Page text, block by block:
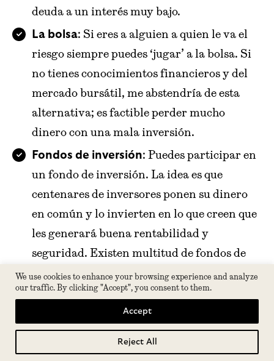
We use cookies to enhance your browsing experience and analyze
our traffic. By clicking "Accept", you consent to them.
Reject All
Accept
deuda a un interés muy bajo.
La bolsa: Si eres a alguien a quien le va el
riesgo siempre puedes ‘jugar’ a la bolsa. Si
no tienes conocimientos financieros y del
mercado bursátil, me abstendría de esta
alternativa; es factible perder mucho
dinero con una mala inversión.
Fondos de inversión: Puedes participar en
un fondo de inversión. La idea es que
centenares de inversores ponen su dinero
en común y lo invierten en lo que creen que
les generará buena rentabilidad y
seguridad. Existen multitud de fondos de
inversión, por ejemplo, son una buena
manera deinvertir en bolsasin tener ni
idea puesto que el gestor del fondo
gestionará la inversión, tú solo tendrás que
darle el dinero. El riesgo de estos fondos es